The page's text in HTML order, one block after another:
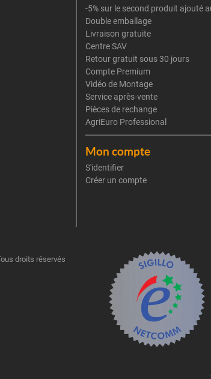
-5% sur le second produit ajouté
Double emballage
Livraison gratuite
Centre SAV
Retour gratuit sous 30 jours
Compte Premium
Vidéo de Montage
Service après-vente
Pièces de rechange
AgriEuro Professional
Mon compte
S'identifier
Créer un compte
droits réservés